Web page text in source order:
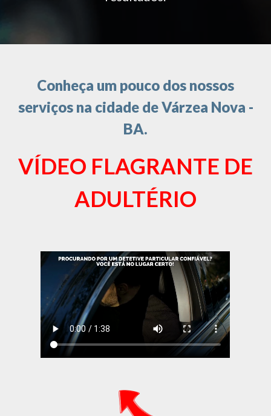
Conheça um pouco dos nossos
serviços na cidade de Várzea Nova -
BA.
VÍDEO FLAGRANTE DE
ADULTÉRIO